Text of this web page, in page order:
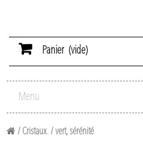
Panier (vide)
Menu
/ Cristaux. / vert, sérénité